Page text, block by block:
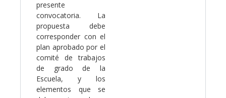
presente
convocatoria. La
propuesta debe
corresponder con el
plan aprobado por el
comité de trabajos
de grado de la
Escuela, y los
elementos que se